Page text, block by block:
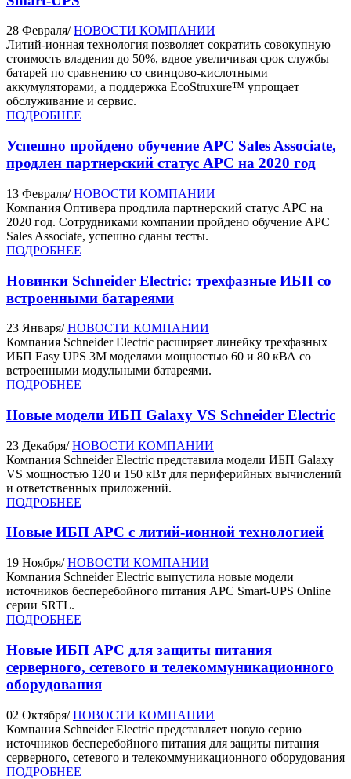
28 Февраля/ НОВОСТИ КОМПАНИИ
Литий-ионная технология позволяет сократить совокупную
стоимость владения до 50%, вдвое увеличивая срок службы
батарей по сравнению со свинцово-кислотными
аккумуляторами, а поддержка EcoStruxure™ упрощает
обслуживание и сервис.
ПОДРОБНЕЕ
Успешно пройдено обучение APC Sales Associate,
продлен партнерский статус APC на 2020 год
13 Февраля/ НОВОСТИ КОМПАНИИ
Компания Оптивера продлила партнерский статус APC на
2020 год. Сотрудниками компании пройдено обучение APC
Sales Associate, успешно сданы тесты.
ПОДРОБНЕЕ
Новинки Schneider Electric: трехфазные ИБП со
встроенными батареями
23 Января/ НОВОСТИ КОМПАНИИ
Компания Schneider Electric расширяет линейку трехфазных
ИБП Easy UPS 3M моделями мощностью 60 и 80 кВА со
встроенными модульными батареями.
ПОДРОБНЕЕ
Новые модели ИБП Galaxy VS Schneider Electric
23 Декабря/ НОВОСТИ КОМПАНИИ
Компания Schneider Electric представила модели ИБП Galaxy
VS мощностью 120 и 150 кВт для периферийных вычислений
и ответственных приложений.
ПОДРОБНЕЕ
Новые ИБП APC с литий-ионной технологией
19 Ноября/ НОВОСТИ КОМПАНИИ
Компания Schneider Electric выпустила новые модели
источников бесперебойного питания APC Smart-UPS Online
серии SRTL.
ПОДРОБНЕЕ
Новые ИБП APC для защиты питания
серверного, сетевого и телекоммуникационного
оборудования
02 Октября/ НОВОСТИ КОМПАНИИ
Компания Schneider Electric представляет новую серию
источников бесперебойного питания для защиты питания
серверного, сетевого и телекоммуникационного оборудования
ПОДРОБНЕЕ